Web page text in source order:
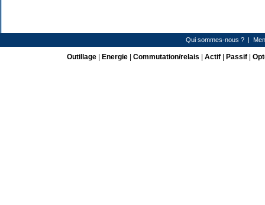
Qui sommes-nous ? |
Outillage| Energie| Commutation/relais Actif| Passif|